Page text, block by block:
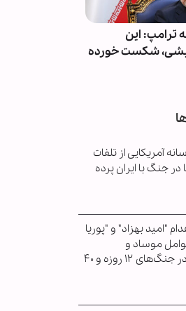
ترامپ: این
شکست خورده
آمریکایی از تلفات
در جنگ با ایران پرده
"امید بهزاد" و "پوریا
موساد و
اینترنشنال در جنگ‌های ۱۲ روزه و ۴۰